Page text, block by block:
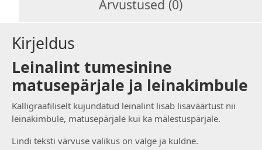
Arvustused (0)
Kirjeldus
Leinalint tumesinine
matusepärjale ja leinakimbule
Kalligraafiliselt kujundatud leinalint lisab lisaväärtust nii
leinakimbule, matusepärjale kui ka mälestuspärjale.
Lindi teksti värvuse valikus on valge ja kuldne.